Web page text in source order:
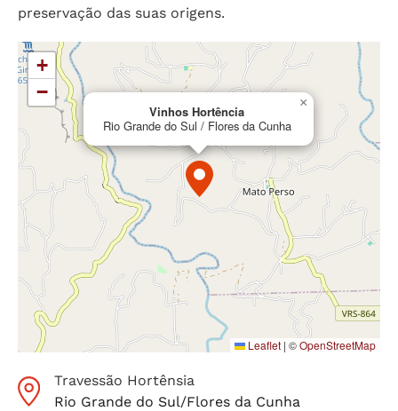
preservação das suas origens.
Vinhos Hortência
Rio Grande do Sul / Flores da Cunha
×
+
−
Leaflet | ©OpenStreetMap
Travessão Hortênsia
Rio Grande do Sul/Flores da Cunha